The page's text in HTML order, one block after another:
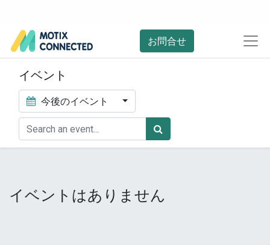
お問合せ
イベント
今後のイベント
イベントはありません​